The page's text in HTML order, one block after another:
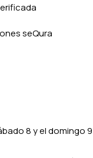
seQura
8 y el domingo 9